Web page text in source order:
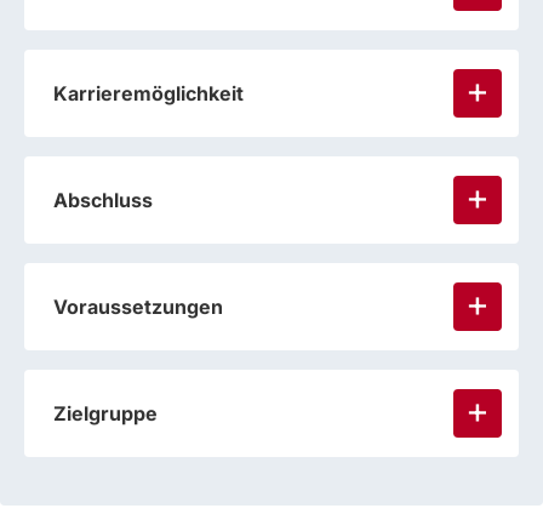
Karrieremöglichkeit
Abschluss
Voraussetzungen
Zielgruppe